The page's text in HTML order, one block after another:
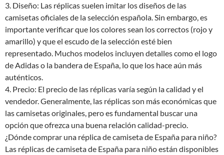
3. Diseño: Las réplicas suelen imitar los diseños de las
camisetas oficiales de la selección española. Sin embargo, es
importante verificar que los colores sean los correctos (rojo y
amarillo) y que el escudo de la selección esté bien
representado. Muchos modelos incluyen detalles como el logo
de Adidas o la bandera de España, lo que los hace aún más
auténticos.
4. Precio: El precio de las réplicas varía según la calidad y el
vendedor. Generalmente, las réplicas son más económicas que
las camisetas originales, pero es fundamental buscar una
opción que ofrezca una buena relación calidad-precio.
¿Dónde comprar una réplica de camiseta de España para niño?
Las réplicas de camiseta de España para niño están disponibles